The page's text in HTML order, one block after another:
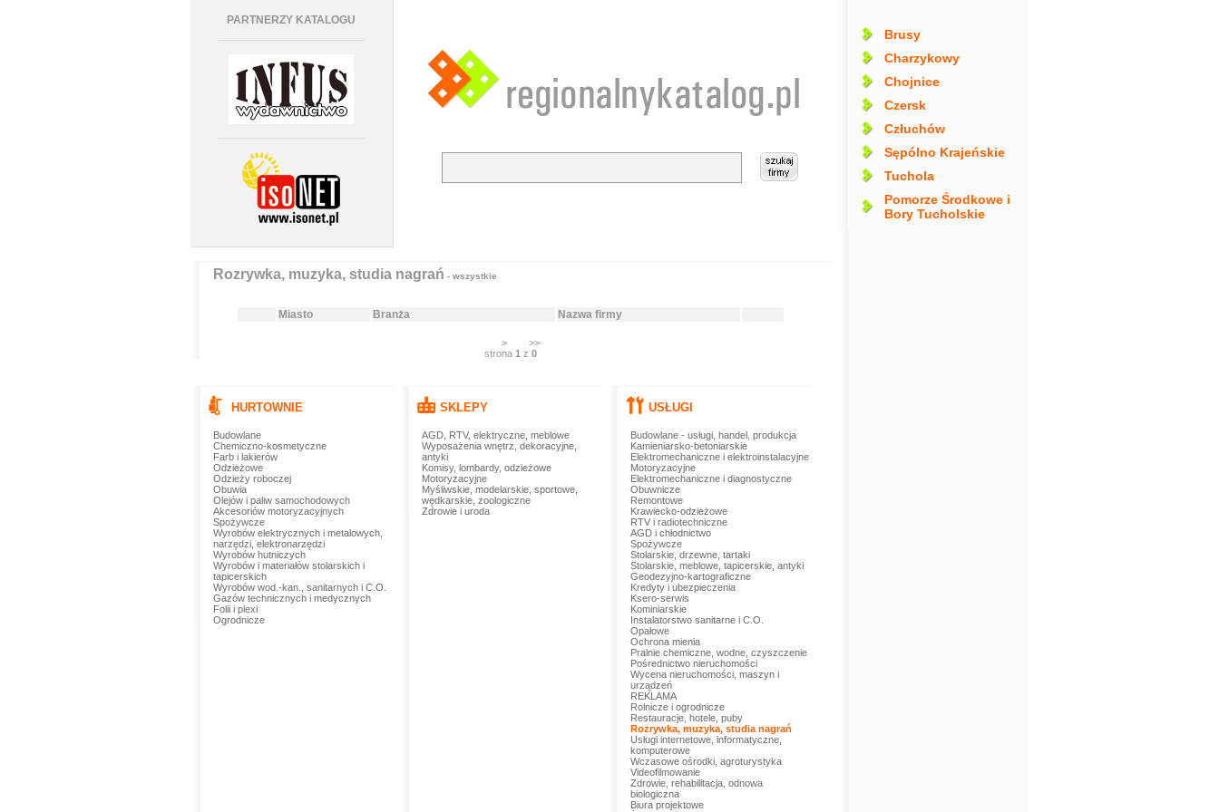
Brusy
Charzykowy
Chojnice
Czersk
Człuchów
Sępólno Krajeńskie
Tuchola
Pomorze Środkowe i
Bory Tucholskie
PARTNERZY KATALOGU
Rozrywka, muzyka, studia nagrań - wszystkie
Miasto Branża Nazwa firmy
>
>>
strona 1 z 0
HURTOWNIE
Budowlane
Chemiczno-kosmetyczne
Farb i lakierów
Odzieżowe
Odzieży roboczej
Obuwia
Olejów i paliw samochodowych
Akcesoriów motoryzacyjnych
Spożywcze
Wyrobów elektrycznych i metalowych,
narzędzi, elektronarzędzi
Wyrobów hutniczych
Wyrobów i materiałów stolarskich i
tapicerskich
Wyrobów wod.-kan., sanitarnych i C.O.
Gazów technicznych i medycznych
Folii i plexi
Ogrodnicze
SKLEPY
AGD, RTV, elektryczne, meblowe
Wyposażenia wnętrz, dekoracyjne,
antyki
Komisy, lombardy, odzieżowe
Motoryzacyjne
Myśliwskie, modelarskie, sportowe,
wędkarskie, zoologiczne
Zdrowie i uroda
USŁUGI
Budowlane - usługi, handel, produkcja
Kamieniarsko-betoniarskie
Elektromechaniczne i elektroinstalacyjne
Motoryzacyjne
Elektromechaniczne i diagnostyczne
Obuwnicze
Remontowe
Krawiecko-odzieżowe
RTV i radiotechniczne
AGD i chłodnictwo
Spożywcze
Stolarskie, drzewne, tartaki
Stolarskie, meblowe, tapicerskie, antyki
Geodezyjno-kartograficzne
Kredyty i ubezpieczenia
Ksero-serwis
Kominiarskie
Instalatorstwo sanitarne i C.O.
Opałowe
Ochrona mienia
Pralnie chemiczne, wodne, czyszczenie
Pośrednictwo nieruchomości
Wycena nieruchomości, maszyn i
urządzeń
REKLAMA
Rolnicze i ogrodnicze
Restauracje, hotele, puby
Rozrywka, muzyka, studia nagrań
Usługi internetowe, informatyczne,
komputerowe
Wczasowe ośrodki, agroturystyka
Videofilmowanie
Zdrowie, rehabilitacja, odnowa
biologiczna
Biura projektowe